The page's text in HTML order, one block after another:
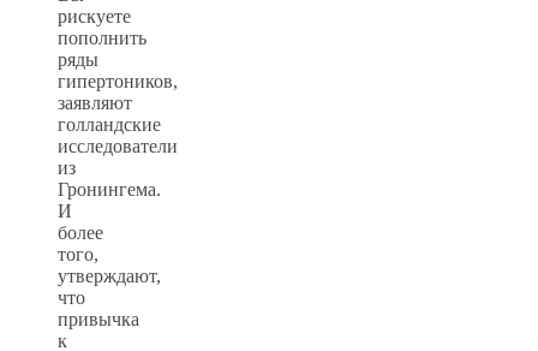
рискуете
пополнить
ряды
гипертоников,
заявляют
голландские
исследователи
из
Гронингема.
И
более
того,
утверждают,
что
привычка
к